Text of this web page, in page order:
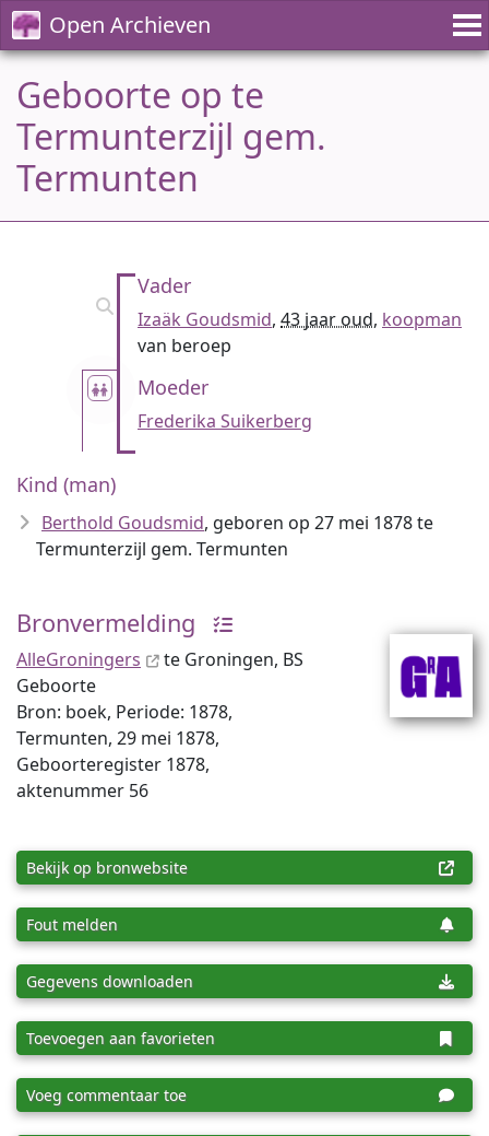
Open Archieven
Geboorte op te
Termunterzijl gem.
Termunten
Vader
Izaäk Goudsmid, 43 jaar oud, koopman
van beroep
Moeder
Frederika Suikerberg
Kind (man)
Berthold Goudsmid, geboren op 27 mei 1878 te
Termunterzijl gem. Termunten
Bronvermelding
AlleGroningers
te Groningen, BS
Geboorte
Bron: boek, Periode: 1878,
Termunten, 29 mei 1878,
Geboorteregister 1878,
aktenummer 56
Bekijk op bronwebsite
Fout melden
Gegevens downloaden
Toevoegen aan favorieten
Voeg commentaar toe